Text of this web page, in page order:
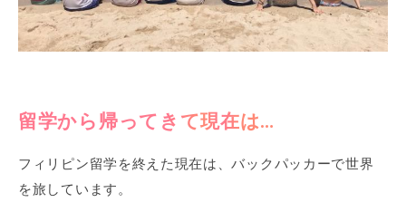
留学から帰ってきて現在は…
フィリピン留学を終えた現在は、バックパッカーで世界
を旅しています。